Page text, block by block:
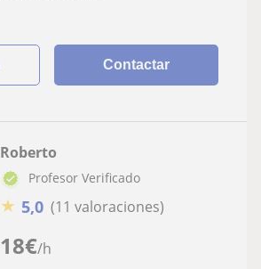
Contactar
18€/h
Roberto
Profesor Verificado
★ 5,0 (11 valoraciones)